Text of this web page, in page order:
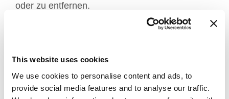
This website uses cookies
We use cookies to personalise content and ads, to
provide social media features and to analyse our traffic.
oder zu entfernen.
Websites enthalten, auf die TIMOTION keinen
Einfluss hat und für die TIMOTION keine
Verantwortung übernimmt.